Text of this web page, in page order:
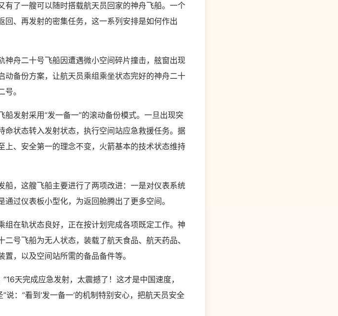
了一艘可以随时搭载航天员回家的神舟飞船。一个
、再发射的密集任务，这一系列安排是如何作出
舟二十号飞船因遭遇微小空间碎片撞击，舷窗出现
备份方案，让航天员乘组乘坐状态完好的神舟二十
。
发射采用“发一备一”的滚动备份模式。一旦出现突
状态转入发射状态，执行空间站应急救援任务。据
、安全第一的理念不变，火箭基本的技术状态维持
，这艘飞船主要进行了两项改进：一是对仪表系统
过仪表板小型化，为返回舱腾出了更多空间。
在轨状态良好，正在按计划完成各项既定工作。神
号飞船为无人状态，装载了航天食品、航天药品、
，以及空间站所需的备品备件等。
天完成应急发射，太震撼了！这才是中国速度，
：“看到‘发一备一’的机制特别安心，把航天员安全